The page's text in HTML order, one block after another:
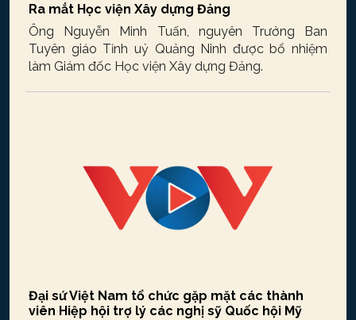
Ra mắt Học viện Xây dựng Đảng
Ông Nguyễn Minh Tuấn, nguyên Trưởng Ban
Tuyên giáo Tỉnh uỷ Quảng Ninh được bổ nhiệm
làm Giám đốc Học viện Xây dựng Đảng.
Đại sứ Việt Nam tổ chức gặp mặt các thành
viên Hiệp hội trợ lý các nghị sỹ Quốc hội Mỹ